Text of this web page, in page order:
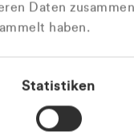
Daten
haben.
Statistiken